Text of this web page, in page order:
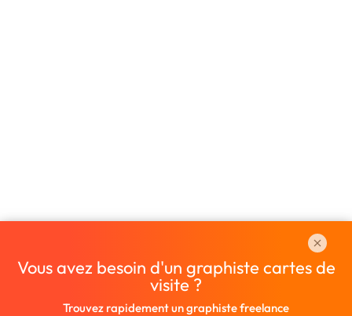
Vous avez besoin d'un graphiste cartes de
visite ?
Trouvez rapidement un graphiste freelance